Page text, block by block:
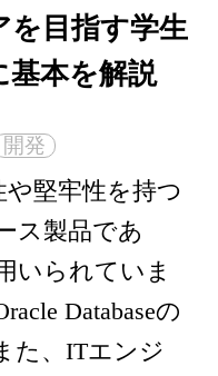
を目指す学生
基本を解説
開発
や堅牢性を持つ
ス製品であ
いられていま
Databaseの
た、ITエンジ